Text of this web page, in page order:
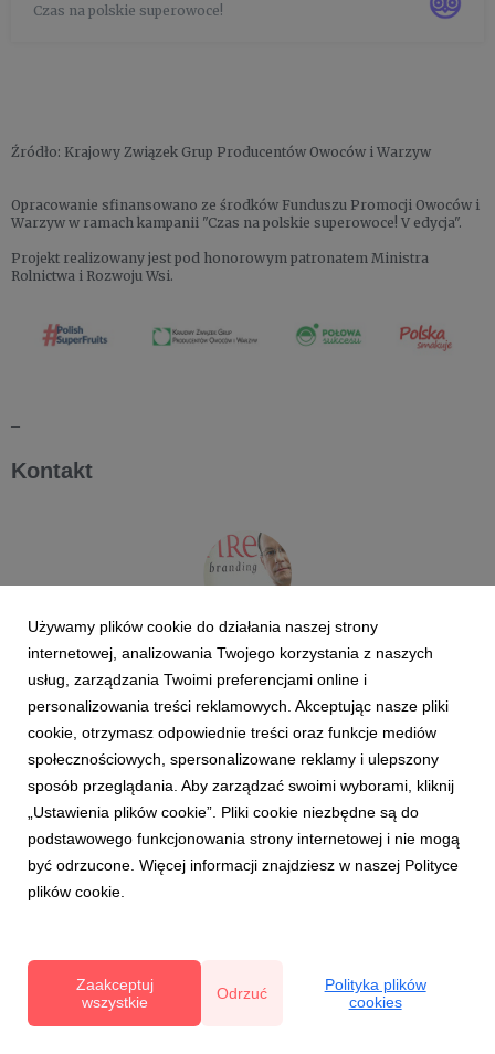
zredukowany stał się głęboki, gęsty, po prostu pyszny.
Czas na polskie superowoce!
Źródło: Krajowy Związek Grup Producentów Owoców i Warzyw
Opracowanie sfinansowano ze środków Funduszu Promocji Owoców i
Warzyw w ramach kampanii "Czas na polskie superowoce! V edycja".
Projekt realizowany jest pod honorowym patronatem Ministra
Rolnictwa i Rozwoju Wsi.
Kontakt
Maciej Dolata
+48 501 865 755
Redaktor Naczelna
Have a Bite Wrocław
Używamy plików cookie do działania naszej strony
internetowej, analizowania Twojego korzystania z naszych
usług, zarządzania Twoimi preferencjami online i
personalizowania treści reklamowych. Akceptując nasze pliki
cookie, otrzymasz odpowiednie treści oraz funkcje mediów
społecznościowych, spersonalizowane reklamy i ulepszony
sposób przeglądania. Aby zarządzać swoimi wyborami, kliknij
„Ustawienia plików cookie”. Pliki cookie niezbędne są do
podstawowego funkcjonowania strony internetowej i nie mogą
być odrzucone. Więcej informacji znajdziesz w naszej Polityce
plików cookie.
Zaakceptuj
wszystkie
Odrzuć
Polityka plików
cookies